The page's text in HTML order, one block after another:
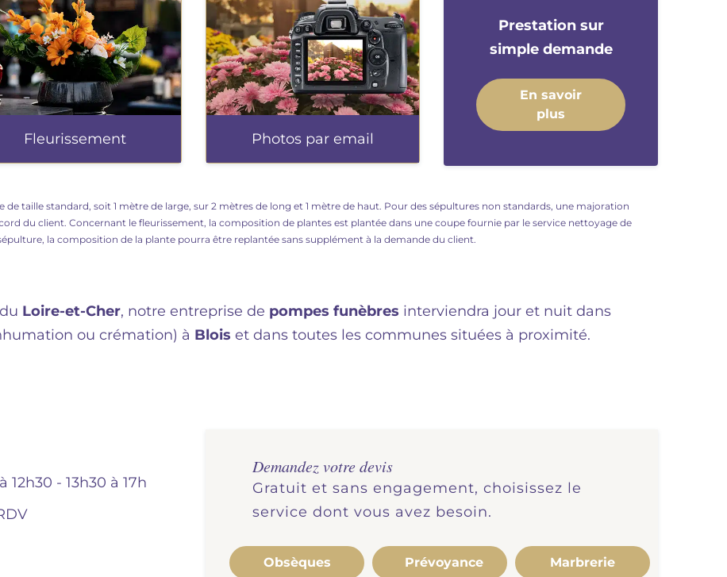
Fleurissement Photos par email
Prestation sur
simple demande
En savoir
plus
taille standard, soit 1 mètre de large, sur 2 mètres de long et 1 mètre de haut. Pour des sépultures non standards, une majoration
du client. Concernant le fleurissement, la composition de plantes est plantée dans une coupe fournie par le service nettoyage de
la composition de la plante pourra être replantée sans supplément à la demande du client.
Loire-et-Cher, notre entreprise de pompes funèbres interviendra jour et nuit dans
ou crémation) à Blois et dans toutes les communes situées à proximité.
12h30 - 13h30 à 17h
Demandez votre devis
Gratuit et sans engagement, choisissez le
service dont vous avez besoin.
Obsèques Prévoyance Marbrerie